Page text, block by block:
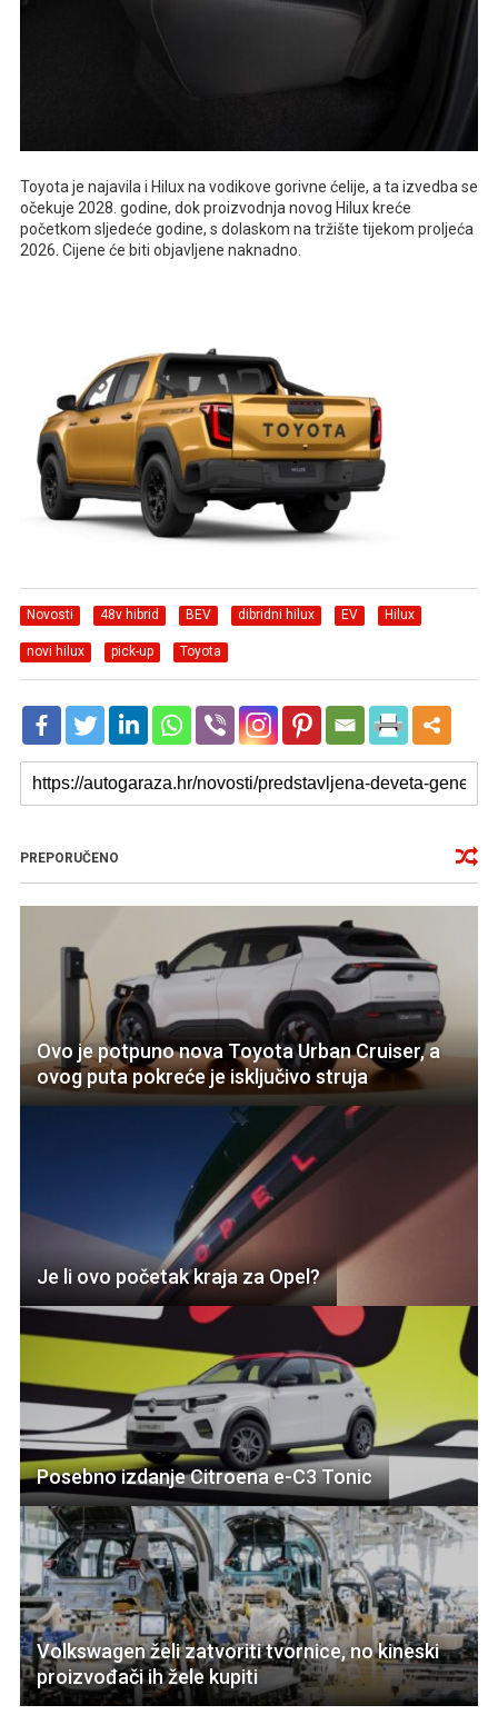
Toyota je najavila i Hilux na vodikove gorivne ćelije, a ta izvedba se
očekuje 2028. godine, dok proizvodnja novog Hilux kreće
početkom sljedeće godine, s dolaskom na tržište tijekom proljeća
2026. Cijene će biti objavljene naknadno.
Novosti 48v hibrid BEV dibridni hilux EV Hilux
novi hilux pick-up Toyota
PREPORUČENO
Ovo je potpuno nova Toyota Urban Cruiser, a
ovog puta pokreće je isključivo struja
Je li ovo početak kraja za Opel?
Posebno izdanje Citroena e-C3 Tonic
Volkswagen želi zatvoriti tvornice, no kineski
proizvođači ih žele kupiti